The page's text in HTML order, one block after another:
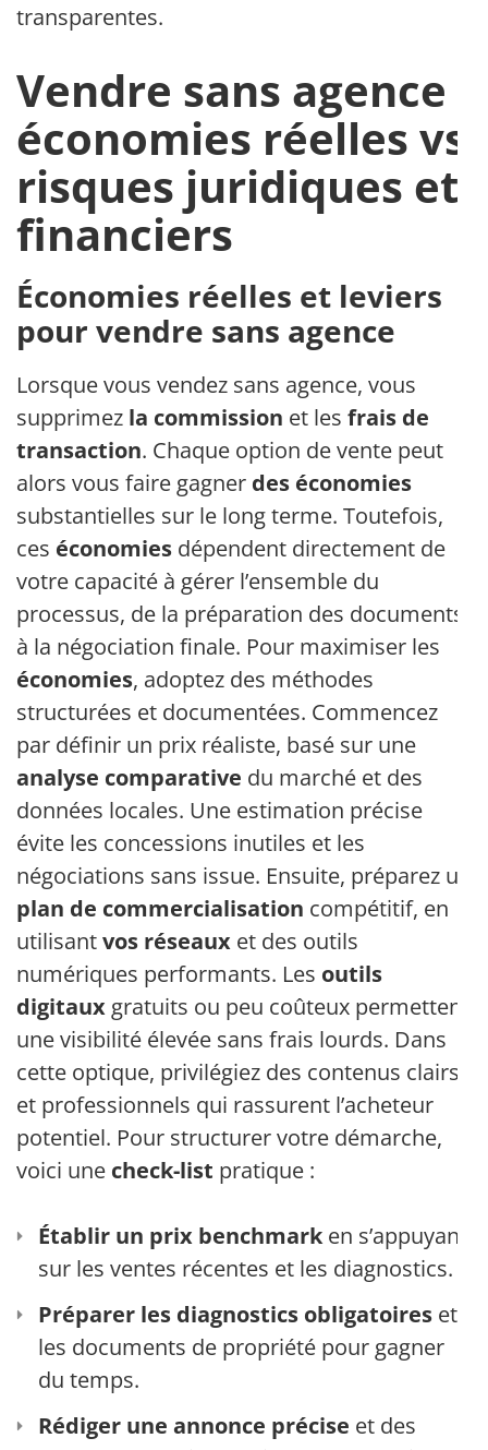
transparentes.
Vendre sans agence :
économies réelles vs
risques juridiques et
financiers
Économies réelles et leviers
pour vendre sans agence
Lorsque vous vendez sans agence, vous
supprimez la commission et les frais de
transaction. Chaque option de vente peut
alors vous faire gagner des économies
substantielles sur le long terme. Toutefois,
ces économies dépendent directement de
votre capacité à gérer l’ensemble du
processus, de la préparation des documents
à la négociation finale. Pour maximiser les
économies, adoptez des méthodes
structurées et documentées. Commencez
par définir un prix réaliste, basé sur une
analyse comparative du marché et des
données locales. Une estimation précise
évite les concessions inutiles et les
négociations sans issue. Ensuite, préparez un
plan de commercialisation compétitif, en
utilisantvos réseaux et des outils
numériques performants. Les outils
digitaux gratuits ou peu coûteux permettent
une visibilité élevée sans frais lourds. Dans
cette optique, privilégiez des contenus clairs
et professionnels qui rassurent l’acheteur
potentiel. Pour structurer votre démarche,
voici une check-list pratique :
Établir un prix benchmark en s’appuyant
sur les ventes récentes et les diagnostics.
Préparer les diagnostics obligatoires et
les documents de propriété pour gagner
du temps.
Rédiger une annonce précise et des